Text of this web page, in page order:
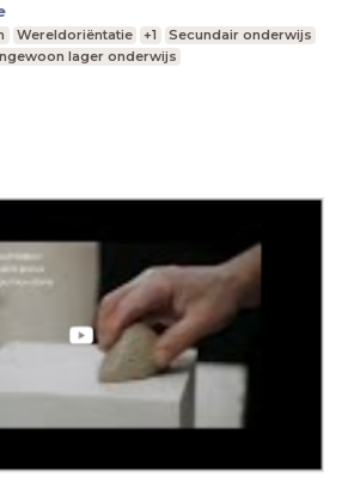
Wereldoriëntatie +1
Secundair onderwijs
lager onderwijs